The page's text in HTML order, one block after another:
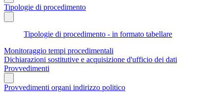
Tipologie di procedimento
Tipologie di procedimento - in formato tabellare
Monitoraggio tempi procedimentali
Dichiarazioni sostitutive e acquisizione d'ufficio dei dati
Provvedimenti
Provvedimenti organi indirizzo politico